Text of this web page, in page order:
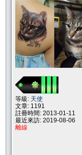
等級: 天使
文章: 1191
註冊時間: 2013-01-11
最近來訪: 2019-08-06
離線